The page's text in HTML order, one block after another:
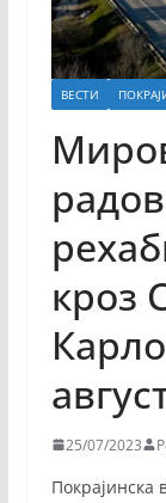
ВЕСТИ
кроз
25/07/2023
Покрајинска